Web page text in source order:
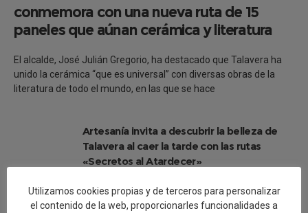
conmemora con una nueva ruta de 15
paneles que aúnan cerámica y literatura
El alcalde, José Julián Gregorio, ha destacado que Talavera ha
unido la cerámica “que es universal” con diversas obras de la
literatura de todo el mundo, en las que se hace
Artesanía invita a descubrir la belleza de
Talavera al caer la tarde con las rutas
«Secretos al Atardecer»
La edil de Artesanía destaca el Paseo de
Utilizamos cookies propias y de terceros para personalizar
el contenido de la web, proporcionarles funcionalidades a